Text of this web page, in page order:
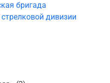
бригада
дивизии